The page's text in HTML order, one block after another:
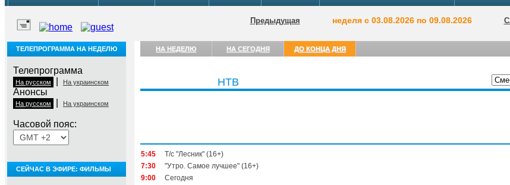
Предыдущая неделя с 03.08.2026 по 09.08.2026
ТЕЛЕПРОГРАММА НА НЕДЕЛЮ
Телепрограмма
На русском На украинском
Анонсы
На русском На украинском
Часовой пояс:
СЕЙЧАС В ЭФИРЕ: ФИЛЬМЫ
НА НЕДЕЛЮ НА СЕГОДНЯ ДО КОНЦА ДНЯ
НТВ
5:45
Т/с "Лесник" (16+)
7:30
"Утро. Самое лучшее" (16+)
9:00
Сегодня